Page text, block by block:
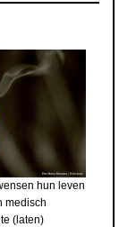
hun leven
medisch
(laten)